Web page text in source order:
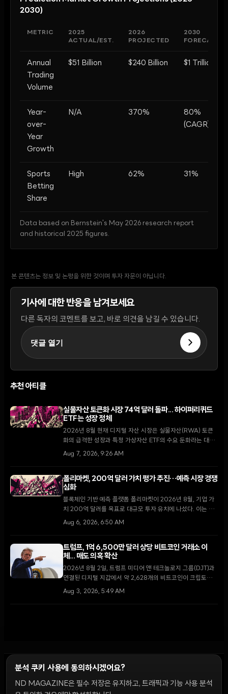
2030)
METRIC
2025
ACTUAL/EST.
2026
PROJECTED
2030
FORECAST
Annual
Trading
Volume
$51 Billion $240 Billion $1 Trillion
Year-
over-
Year
Growth
N/A 370%
80%
(CAGR)
Sports
Betting
Share
High 62% 31%
Data based on Bernstein's May 2026 research report
and historical 2025 figures.
본 콘텐츠는 정보 및 논평을 위한 것이며 투자 자문이 아닙니다.
기사에 대한 반응을 남겨보세요
다른 독자의 코멘트를 보고, 바로 의견을 남길 수 있습니다.
댓글 열기
추천 아티클
실물자산 토큰화 시장 74억 달러 돌파... 하이퍼리퀴드
ETF는 성장 정체
2026년 8월 현재 디지털 자산 시장은 실물자산(RWA) 토큰
화의 급격한 성장과 특정 가상자산 ETF의 수요 둔화라는 대조
적인 국면을 맞이하고 있다. 코인셰어즈에 따르면 RWA 예치
Aug 7, 2026, 9:26 AM
폴리마켓, 200억 달러 가치 평가 추진…예측 시장 경쟁
심화
블록체인 기반 예측 플랫폼 폴리마켓이 2026년 8월, 기업 가
치 200억 달러를 목표로 대규모 투자 유치에 나섰다. 이는 지
난 4월 비공개로 진행된 150억 달러 규모의 펀딩 이후 불과 4
Aug 6, 2026, 6:50 AM
트럼프, 1억 6,500만 달러 상당 비트코인 거래소 이
체... 매도 의혹 확산
2026년 8월 2일, 트럼프 미디어 앤 테크놀로지 그룹(DJT)과
연결된 디지털 지갑에서 약 2,628개의 비트코인이 크립토닷컴
거래소로 이동했다. 막대한 운영 손실을 기록 중인 가운데 이번
Aug 3, 2026, 5:49 AM
윤리 원칙 Discord 봇캠페인 가이드커뮤니티 랭킹
분석 쿠키 사용에 동의하시겠어요?
ND MAGAZINE은 필수 저장은 유지하고, 트래픽과 기능 사용 분석